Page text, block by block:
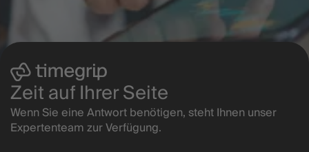
Zeit auf Ihrer Seite
Wenn Sie eine Antwort benötigen, steht Ihnen unser
Expertenteam zur Verfügung.